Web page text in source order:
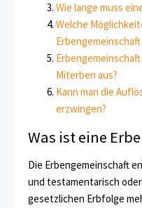
Wie lange muss
Welche
Miterben aus?
Kann man die
erzwingen?
Was ist eine
Die Erbengemeinschaft
und testamentarisch
gesetzlichen Erbfolge